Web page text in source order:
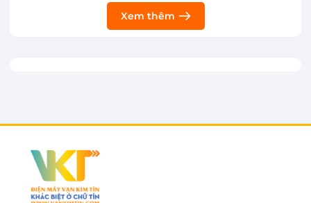
Trang bị mâm nhiệt cao cấp, hiệu suất cao
Toshiba IC-20S2PV làm từ chất liệu đồng
nguyên chất. Thiết kế tối ưu với cuộn dây đôi
Xem thêm